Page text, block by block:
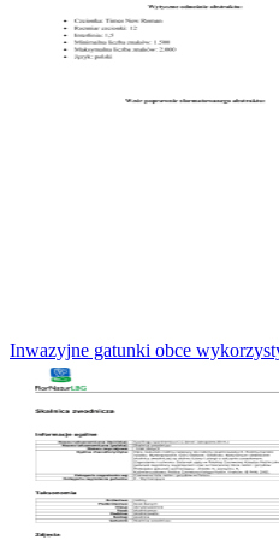
Inwazyjne gatunki obce